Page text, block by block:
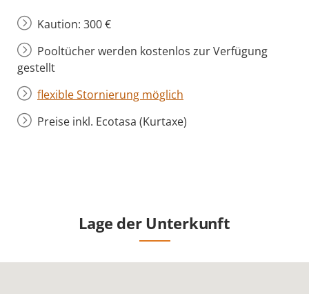
Kaution: 300 €
Pooltücher werden kostenlos zur Verfügung
gestellt
flexible Stornierung möglich
Preise inkl. Ecotasa (Kurtaxe)
Lage der Unterkunft